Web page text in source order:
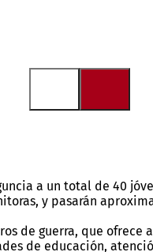
a un total de 40
y pasarán
de guerra, que ofrece
de educación,